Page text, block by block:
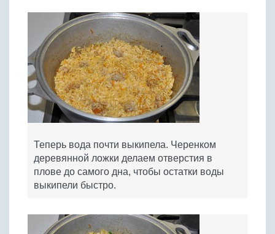
Теперь вода почти выкипела. Черенком
деревянной ложки делаем отверстия в
плове до самого дна, чтобы остатки воды
выкипели быстро.